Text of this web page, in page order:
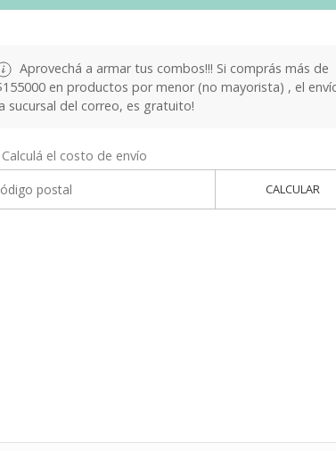
Aprovechá a armar tus combos!!! Si comprás más de
en productos por menor (no mayorista) , el
sucursal del correo, es gratuito!
el costo de envío
CALCULAR